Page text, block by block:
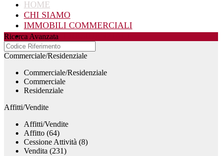
HOME
CHI SIAMO
IMMOBILI COMMERCIALI
IMMOBILI RESIDENZIALI
CONTATTI
Ricerca Avanzata
Commerciale/Residenziale
Commerciale/Residenziale
Commerciale
Residenziale
Affitti/Vendite
Affitti/Vendite
Affitto (64)
Cessione Attività (8)
Vendita (231)